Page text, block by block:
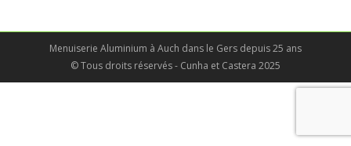
Menuiserie Aluminium à Auch dans le Gers depuis 25 ans
© Tous droits réservés - Cunha et Castera 2025